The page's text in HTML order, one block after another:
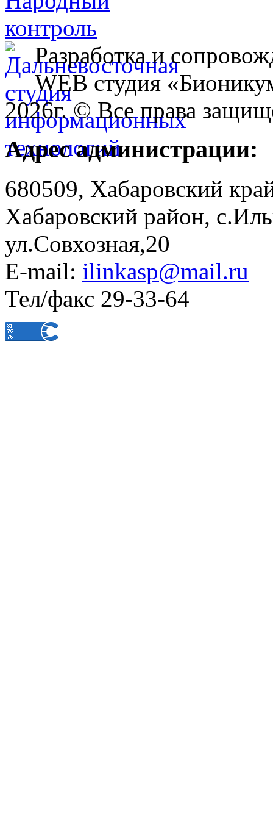
Разработка и
WEB студия
2026г. © Все права
Адрес администрации:
680509, Хабаровский
Хабаровский район,
ул.Совхозная,20
E-mail: ilinkasp@mail.ru
Тел/факс 29-33-64